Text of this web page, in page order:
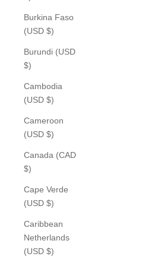
Burkina Faso
(USD $)
Burundi (USD
$)
Cambodia
(USD $)
Cameroon
(USD $)
Canada (CAD
$)
Cape Verde
(USD $)
Caribbean
Netherlands
(USD $)